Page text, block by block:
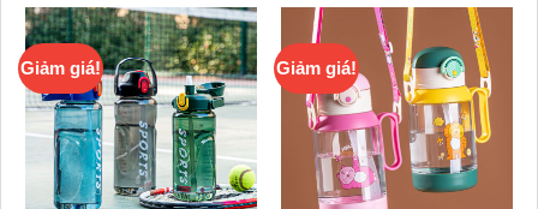
179,000₫.
149,000₫.
Giảm giá! Giảm giá!